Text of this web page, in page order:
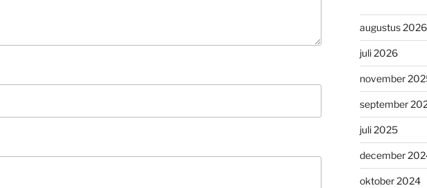
augustus 2026
juli 2026
november
september
juli 2025
december
oktober 2024